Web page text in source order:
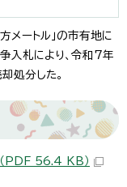
ートル」の市有地に
入札により、令和7年
処分した。
PDF 56.4 KB）